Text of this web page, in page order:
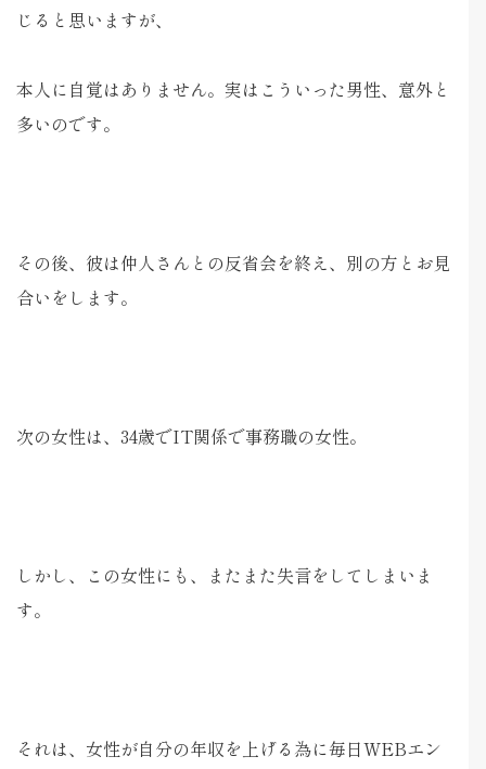
じると思いますが、
本人に自覚はありません。実はこういった男性、意外と
多いのです。
その後、彼は仲人さんとの反省会を終え、別の方とお見
合いをします。
次の女性は、34歳でIT関係で事務職の女性。
しかし、この女性にも、またまた失言をしてしまいま
す。
それは、女性が自分の年収を上げる為に毎日WEBエン